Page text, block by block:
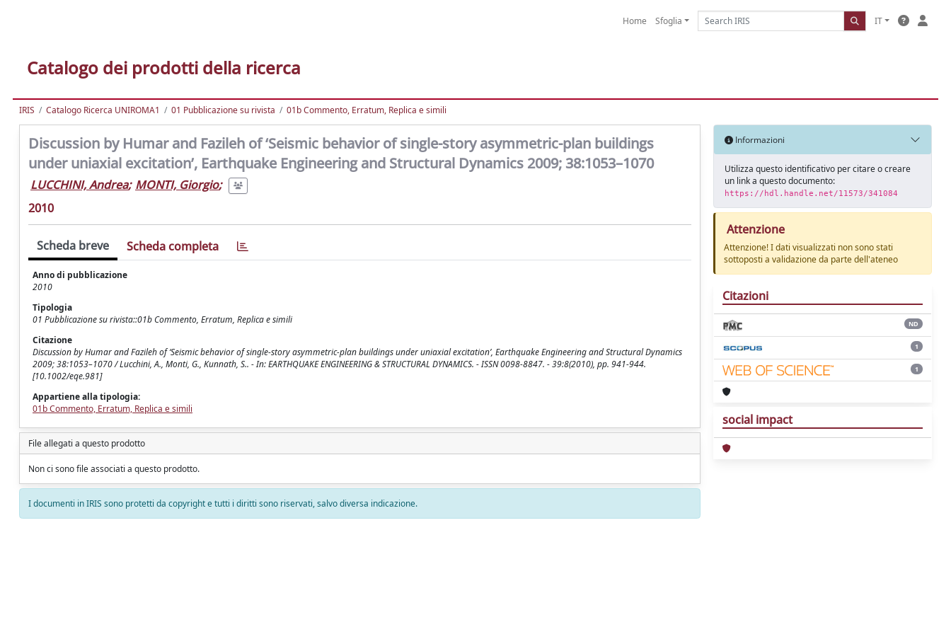
Home Sfoglia IT
Catalogo dei prodotti della ricerca
IRIS Catalogo Ricerca UNIROMA1 01 Pubblicazione su rivista 01b Commento, Erratum, Replica e simili
Discussion by Humar and Fazileh of ‘Seismic behavior of single-story asymmetric-plan buildings
under uniaxial excitation’, Earthquake Engineering and Structural Dynamics 2009; 38:1053–1070
LUCCHINI, Andrea; MONTI, Giorgio;
2010
Scheda breve Scheda completa
Anno di pubblicazione
2010
Tipologia
01 Pubblicazione su rivista::01b Commento, Erratum, Replica e simili
Citazione
Discussion by Humar and Fazileh of ‘Seismic behavior of single-story asymmetric-plan buildings under uniaxial excitation’, Earthquake Engineering and Structural Dynamics
2009; 38:1053–1070 / Lucchini, A., Monti, G., Kunnath, S.. - In: EARTHQUAKE ENGINEERING & STRUCTURAL DYNAMICS. - ISSN 0098-8847. - 39:8(2010), pp. 941-944.
[10.1002/eqe.981]
Appartiene alla tipologia:
01b Commento, Erratum, Replica e simili
File allegati a questo prodotto
Non ci sono file associati a questo prodotto.
I documenti in IRIS sono protetti da copyright e tutti i diritti sono riservati, salvo diversa indicazione.
Informazioni
Utilizza questo identificativo per citare o creare
un link a questo documento:
https://hdl.handle.net/11573/341084
Attenzione
Attenzione! I dati visualizzati non sono stati
sottoposti a validazione da parte dell'ateneo
Citazioni
ND
1
1
social impact